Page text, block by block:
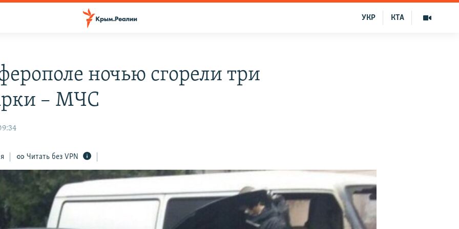
КТА
УКР
ночью сгорели три
– МЧС
Читать без VPN